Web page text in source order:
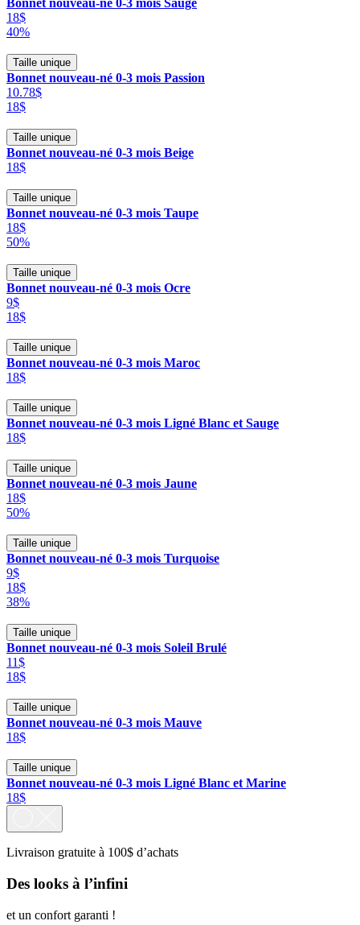
Bonnet nouveau-né 0-3 mois Sauge
18$
40%
Taille unique
Bonnet nouveau-né 0-3 mois Passion
10.78$
18$
Taille unique
Bonnet nouveau-né 0-3 mois Beige
18$
Taille unique
Bonnet nouveau-né 0-3 mois Taupe
18$
50%
Taille unique
Bonnet nouveau-né 0-3 mois Ocre
9$
18$
Taille unique
Bonnet nouveau-né 0-3 mois Maroc
18$
Taille unique
Bonnet nouveau-né 0-3 mois Ligné Blanc et Sauge
18$
Taille unique
Bonnet nouveau-né 0-3 mois Jaune
18$
50%
Taille unique
Bonnet nouveau-né 0-3 mois Turquoise
9$
18$
38%
Taille unique
Bonnet nouveau-né 0-3 mois Soleil Brulé
11$
18$
Taille unique
Bonnet nouveau-né 0-3 mois Mauve
18$
Taille unique
Bonnet nouveau-né 0-3 mois Ligné Blanc et Marine
18$
Livraison gratuite à 100$ d’achats
Des looks à l’infini
et un confort garanti !